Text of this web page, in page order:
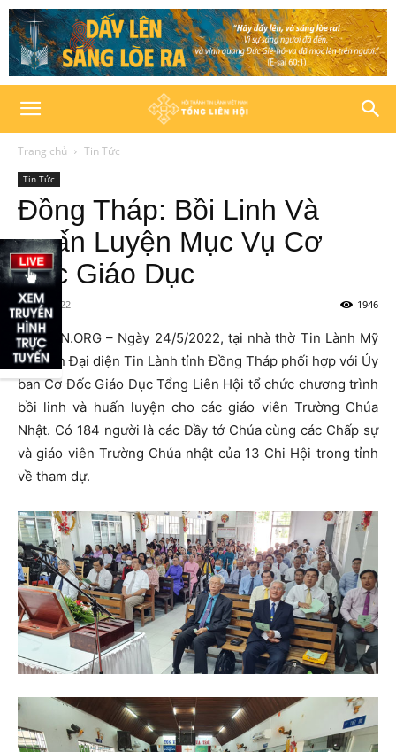
Trang chủ Tin Tức
Tin Tức
Đồng Tháp: Bồi Linh Và
Huấn Luyện Mục Vụ Cơ
Đốc Giáo Dục
25/05/2022 1946
HTTLVN.ORG – Ngày 24/5/2022, tại nhà thờ Tin Lành Mỹ
An, Ban Đại diện Tin Lành tỉnh Đồng Tháp phối hợp với Ủy
ban Cơ Đốc Giáo Dục Tổng Liên Hội tổ chức chương trình
bồi linh và huấn luyện cho các giáo viên Trường Chúa
Nhật. Có 184 người là các Đầy tớ Chúa cùng các Chấp sự
và giáo viên Trường Chúa nhật của 13 Chi Hội trong tỉnh
về tham dự.